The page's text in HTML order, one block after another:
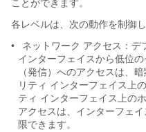
ことができます。
各レベルは、次の動作を制御し
•
ネットワーク アクセス：デ
インターフェイスから低位
（発信）へのアクセスは、
リティ インターフェイス上
ティ インターフェイス上の
アクセスは、インターフェ
限できます。